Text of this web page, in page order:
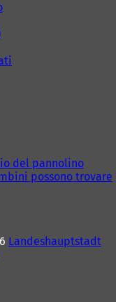
del pannolino
possono trovare
Landeshauptstadt